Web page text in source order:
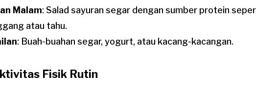
Malam: Salad sayuran segar dengan sumber protein
atau tahu.
: Buah-buahan segar, yogurt, atau kacang-kacangan.
Fisik Rutin